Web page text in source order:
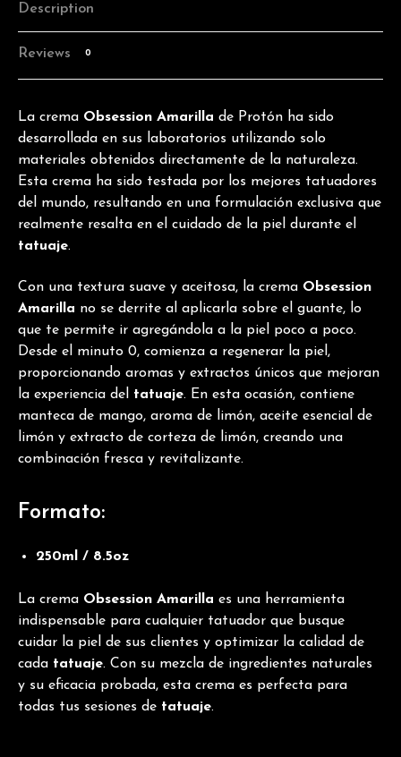
Description
Reviews 0
La crema Obsession Amarilla de Protón ha sido
desarrollada en sus laboratorios utilizando solo
materiales obtenidos directamente de la naturaleza.
Esta crema ha sido testada por los mejores tatuadores
del mundo, resultando en una formulación exclusiva que
realmente resalta en el cuidado de la piel durante el
tatuaje.
Con una textura suave y aceitosa, la crema Obsession
Amarilla no se derrite al aplicarla sobre el guante, lo
que te permite ir agregándola a la piel poco a poco.
Desde el minuto 0, comienza a regenerar la piel,
proporcionando aromas y extractos únicos que mejoran
la experiencia del tatuaje. En esta ocasión, contiene
manteca de mango, aroma de limón, aceite esencial de
limón y extracto de corteza de limón, creando una
combinación fresca y revitalizante.
Formato:
250ml / 8.5oz
La crema Obsession Amarilla es una herramienta
indispensable para cualquier tatuador que busque
cuidar la piel de sus clientes y optimizar la calidad de
cada tatuaje. Con su mezcla de ingredientes naturales
y su eficacia probada, esta crema es perfecta para
todas tus sesiones de tatuaje.